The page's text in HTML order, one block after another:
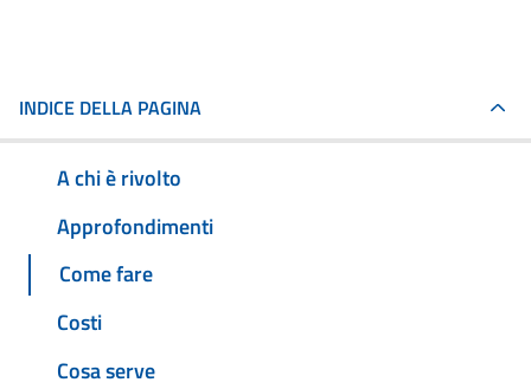
INDICE DELLA PAGINA
A chi è rivolto
Approfondimenti
Come fare
Costi
Cosa serve